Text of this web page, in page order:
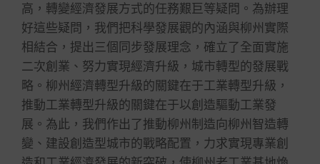
高，轉變經濟發展方式的任務艱巨等疑問。為辦理
好這些疑問，我們把科學發展觀的內涵與柳州實際
相結合，提出三個同步發展理念，確立了全面實施
二次創業、努力實現經濟升級，城市轉型的發展戰
略。柳州經濟轉型升級的關鍵在于工業轉型升級，
推動工業轉型升級的關鍵在于以創造驅動工業發
展。為此，我們作出了推動柳州制造向柳州智造轉
變、建設創造型城市的戰略配置，力求實現專業創